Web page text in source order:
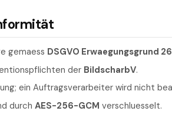
gemaess DSGVO Erwaegungsgrund 26
der BildscharbV.
ein Auftragsverarbeiter wird nicht
durch AES-256-GCM verschluesselt.